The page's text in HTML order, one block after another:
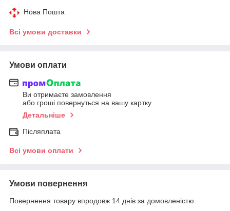
Нова Пошта
Всі умови доставки
Умови оплати
Ви отримаєте замовлення
або гроші повернуться на вашу картку
Детальніше
Післяплата
Всі умови оплати
Умови повернення
Повернення товару впродовж 14 днів за домовленістю